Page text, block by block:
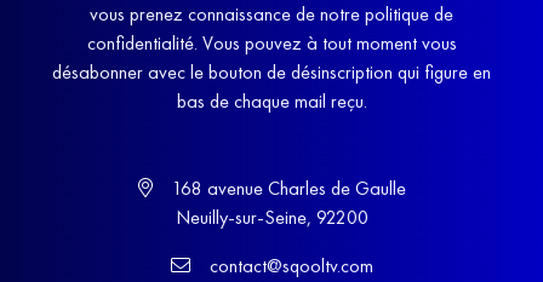
vous prenez connaissance de notre politique de
confidentialité. Vous pouvez à tout moment vous
désabonner avec le bouton de désinscription qui figure en
bas de chaque mail reçu.
168 avenue Charles de Gaulle
Neuilly-sur-Seine, 92200
contact@sqooltv.com